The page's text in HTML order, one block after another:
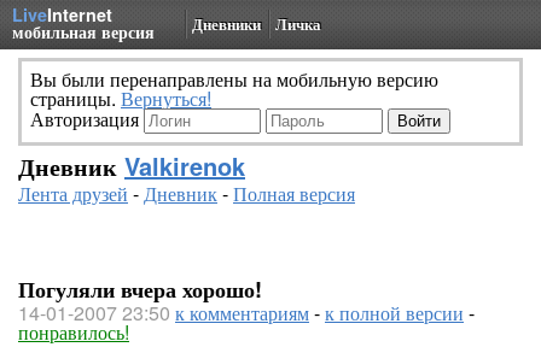
LiveInternet
мобильная версия Дневники Личка
Вы были перенаправлены на мобильную версию
страницы. Вернуться!
Авторизация
Дневник Valkirenok
Лента друзей -Дневник-Полная версия
Погуляли вчера хорошо!
14-01-2007 23:50 к комментариям-к полной версии -
понравилось!